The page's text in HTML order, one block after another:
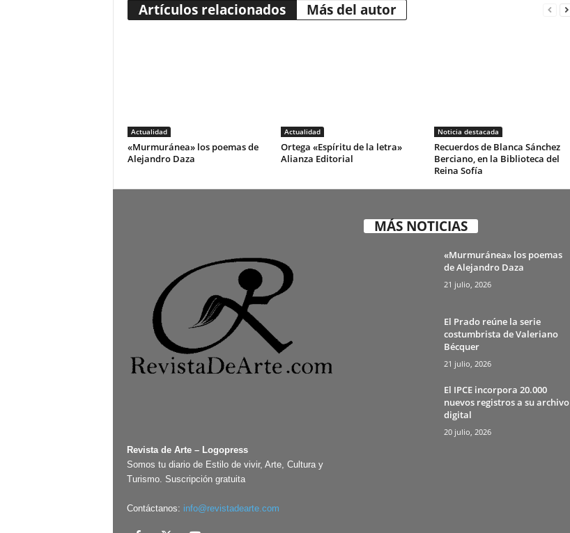
Artículos relacionados Más del autor
Actualidad
«Murmuránea» los poemas de
Alejandro Daza
Actualidad
Ortega «Espíritu de la letra»
Alianza Editorial
Noticia destacada
Recuerdos de Blanca Sánchez
Berciano, en la Biblioteca del
Reina Sofía
Revista de Arte – Logopress
Somos tu diario de Estilo de vivir, Arte, Cultura y
Turismo. Suscripción gratuita
Contáctanos: info@revistadearte.com
MÁS NOTICIAS
«Murmuránea» los poemas
de Alejandro Daza
21 julio, 2026
El Prado reúne la serie
costumbrista de Valeriano
Bécquer
21 julio, 2026
El IPCE incorpora 20.000
nuevos registros a su archivo
digital
20 julio, 2026